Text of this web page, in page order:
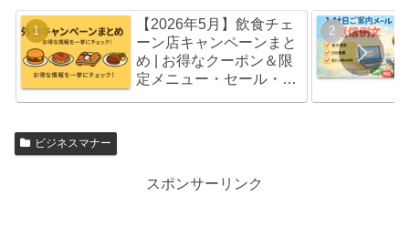
【2026年5月】飲食チェ
ーン店キャンペーンまと
め | お得なクーポン＆限
定メニュー・セール・福
ビジネスマナー
スポンサーリンク